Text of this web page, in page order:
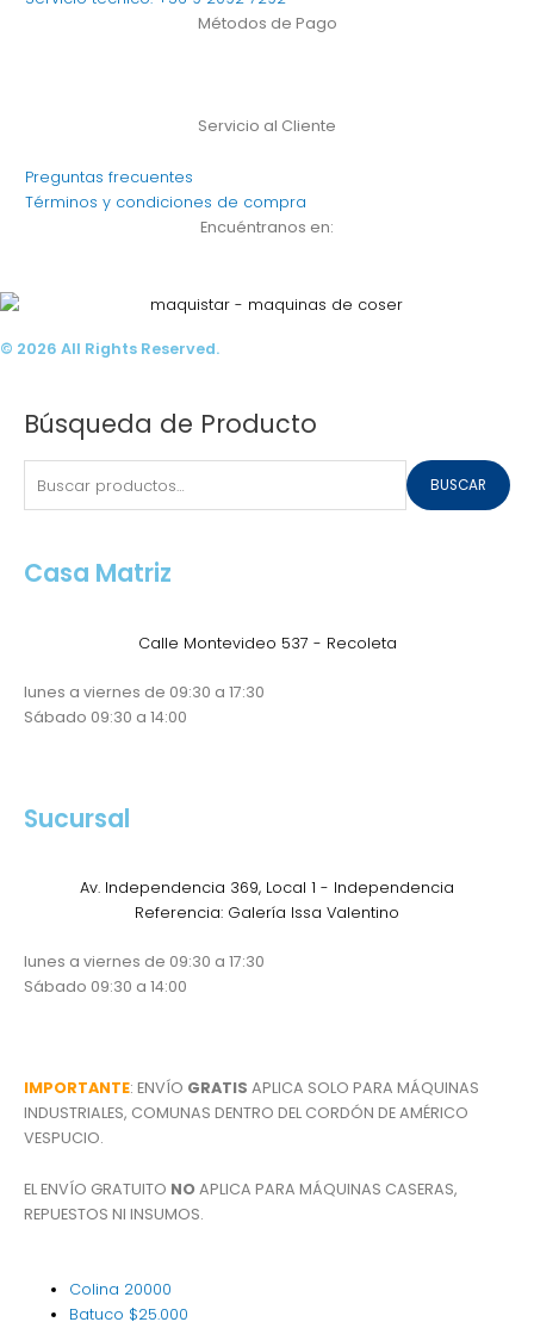
Métodos de Pago
Servicio al Cliente
Preguntas frecuentes
Términos y condiciones de compra
Encuéntranos en:
© 2026 All Rights Reserved.
Búsqueda de Producto
Buscar
BUSCAR
Casa Matriz
Calle Montevideo 537 - Recoleta
lunes a viernes de 09:30 a 17:30
Sábado 09:30 a 14:00
Sucursal
Av. Independencia 369, Local 1 - Independencia
Referencia: Galería Issa Valentino
lunes a viernes de 09:30 a 17:30
Sábado 09:30 a 14:00
IMPORTANTE: ENVÍO GRATIS APLICA SOLO PARA MÁQUINAS
INDUSTRIALES, COMUNAS DENTRO DEL CORDÓN DE AMÉRICO
VESPUCIO.
EL ENVÍO GRATUITO NOAPLICA PARA MÁQUINAS CASERAS,
REPUESTOS NI INSUMOS.
Colina 20000
Batuco $25.000